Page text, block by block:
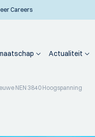
Careers
Actualiteit
NEN 3840 Hoogspanning